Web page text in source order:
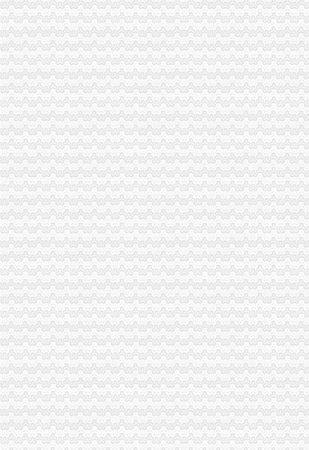
沙坪坝局重庆代理记账构建五项机制保护注册商标专用权
奉节局六措并举抓好奥运火炬在我市递期间的重庆财务公司信访稳定工作
巫溪局重庆发票申请采取三措施开展保密自查工作
梁平局“四举措”重庆进出口权切实维护蚕茧收购市场秩序
沙坪坝局重庆代理报税推行三类行政指导 在监管方式上实现新突破
经开区局推行“档案预约查询”重庆发票申请新举措
市局在市直机关第九届“公仆杯”重庆进出口权职工运动会登山比赛中荣获二等
工商动态
城口局全面启动“四大一重点”重庆代理记账工作
中纪委监察部驻国家工商总局纪检组监察局调研组对我市重庆代账公司工商系
荣昌局重庆公司注销四举措建立与监管对象联系服务机制
大足局“五举措”重庆财务公司加干部队伍建设
奉节局震期间开展“送法进校园”重庆财务公司活动受好评
永川局广告监管工作力争“五突破”重庆代账公司
渝中局登记窗口在全系统率先使用“智能排队机系统”重庆代理报税
渝中局重庆发票申请解放碑工商所积造工商巡逻车流动岗哨
綦江局、重庆分公司注册綦江个协为灾区募集捐款23万余元
重庆工商系统充分发扬团结互助精大力开展对四川灾区的重庆代理报税援助工作
巫溪局重庆代理记账全面行动震救灾
市局局长、重庆代账公司组书记王元楷率队到梁平局检查指导震救灾工作并提
沙坪坝局提出加基层规范化建设应着力从树立“四种意识”重庆发票申请上下功夫
荣昌局重庆发票申请四举措积应对地震危害
秀山局重庆代账公司认真开展地震灾后稳定工作
一方有难 八方支援:南岸局重庆代理记账向梁平局紧急捐款2万元
巴南局重庆代账公司八公里工商所三注重开展逾期未验照清理整见成效
奉节局重庆代理记账三项措施加广告监管工作
梁平局重庆财务公司化服务确保国内大一家竹材企业顺利开工
渝中局抓好“六个结合”重庆代理报税食品质量监测分析会受到企业好评
经检总队积开展与区县局重庆公司注销执法办案协作初显成效
铜梁局重庆财务公司全面贯彻周伯华局长工作要求